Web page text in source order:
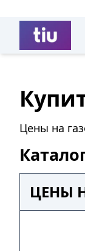
Цены на
ЦЕНЫ